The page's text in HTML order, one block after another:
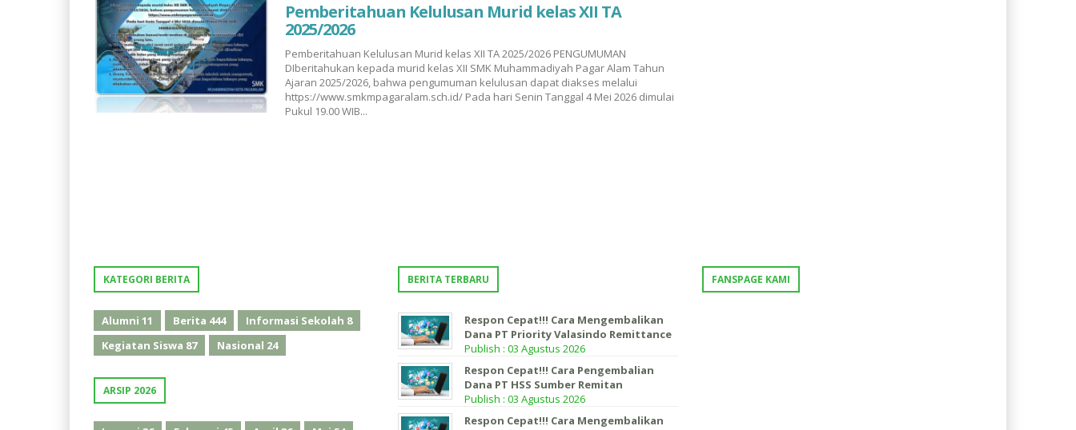
Pemberitahuan Kelulusan Murid kelas XII TA
2025/2026
Pemberitahuan Kelulusan Murid kelas XII TA 2025/2026 PENGUMUMAN
DIberitahukan kepada murid kelas XII SMK Muhammadiyah Pagar Alam Tahun
Ajaran 2025/2026, bahwa pengumuman kelulusan dapat diakses melalui
https://www.smkmpagaralam.sch.id/ Pada hari Senin Tanggal 4 Mei 2026 dimulai
Pukul 19.00 WIB...
KATEGORI BERITA
Alumni 11 Berita 444 Informasi Sekolah 8
Kegiatan Siswa 87 Nasional 24
ARSIP 2026
BERITA TERBARU
Respon Cepat!!! Cara Mengembalikan
Dana PT Priority Valasindo Remittance
Publish : 03 Agustus 2026
Respon Cepat!!! Cara Pengembalian
Dana PT HSS Sumber Remitan
Publish : 03 Agustus 2026
Respon Cepat!!! Cara Mengembalikan
FANSPAGE KAMI